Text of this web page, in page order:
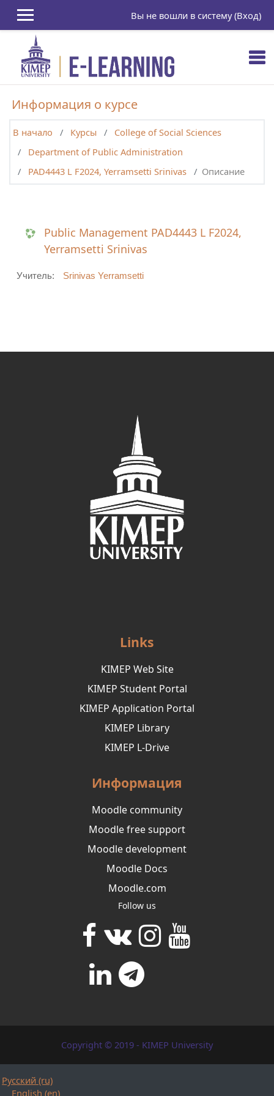
Вы не вошли в систему (Вход)
Информация о курсе
В начало Курсы
College of Social Sciences
Department of Public Administration
PAD4443 L F2024, Yerramsetti Srinivas
Описание
Public Management PAD4443 L F2024,
Yerramsetti Srinivas
Учитель: Srinivas Yerramsetti
Links
KIMEP Web Site
KIMEP Student Portal
KIMEP Application Portal
KIMEP Library
KIMEP L-Drive
Информация
Moodle community
Moodle free support
Moodle development
Moodle Docs
Moodle.com
Follow us
Copyright © 2019 - KIMEP University
Русский ‎(ru)‎
English ‎(en)‎